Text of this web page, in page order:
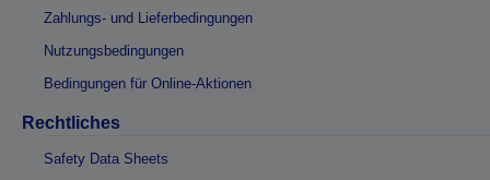
Zahlungs- und Lieferbedingungen
Nutzungsbedingungen
Bedingungen für Online-Aktionen
Rechtliches
Safety Data Sheets